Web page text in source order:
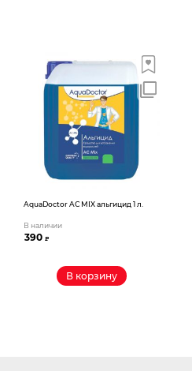
AquaDoctor AС MIX альгицид 1 л.
В наличии
390₽
В корзину